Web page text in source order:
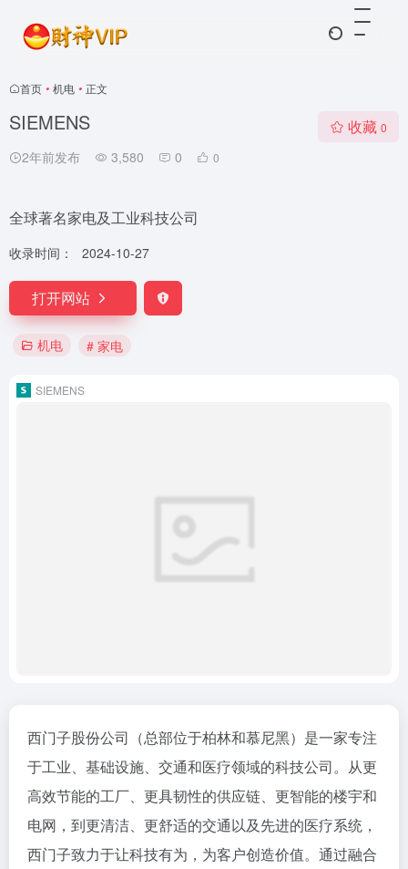
首页 • 机电 • 正文
SIEMENS
2年前发布 3,580 0 0
收藏 0
全球著名家电及工业科技公司
收录时间： 2024-10-27
打开网站
机电 # 家电
SIEMENS
西门子股份公司（总部位于柏林和慕尼黑）是一家专注
于工业、基础设施、交通和医疗领域的科技公司。从更
高效节能的工厂、更具韧性的供应链、更智能的楼宇和
电网，到更清洁、更舒适的交通以及先进的医疗系统，
西门子致力于让科技有为，为客户创造价值。通过融合